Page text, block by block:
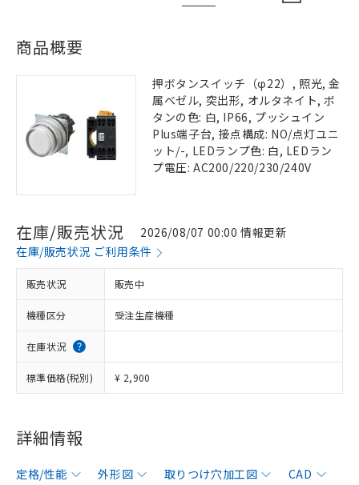
商品概要
押ボタンスイッチ（φ22）, 照光, 金
属ベゼル, 突出形, オルタネイト, ボ
タンの色: 白, IP66, プッシュイン
Plus端子台, 接点構成: NO/点灯ユニ
ット/-, LEDランプ色: 白, LEDラン
プ電圧: AC200/220/230/240V
在庫/販売状況
2026/08/07 00:00 情報更新
在庫/販売状況 ご利用条件
販売状況 販売中
機種区分 受注生産機種
在庫状況
標準価格(税別) ¥ 2,900
詳細情報
定格/性能 外形図 取りつけ穴加工図
CAD